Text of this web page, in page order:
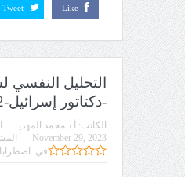
Like
Tweet
التحليل النفسي
-دكتاتور إسرائيل-2
الكاتب: أ.د محمد المهدي
November 29, 2023
في: